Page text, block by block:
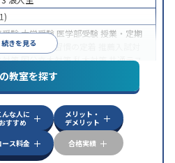
続きを見る
受験大学受験 医学部受験 授業・定期
内申点対策 学習習慣の定着
対策国公立大対策私大対策共通テス
語検定)対策数学特化対策
対応授業の振替可能不登校生に対
講可能 季節講習のみの受講可
教室を探す
んな人に
おすすめ
メリット・
デメリット
ース料金 合格実績